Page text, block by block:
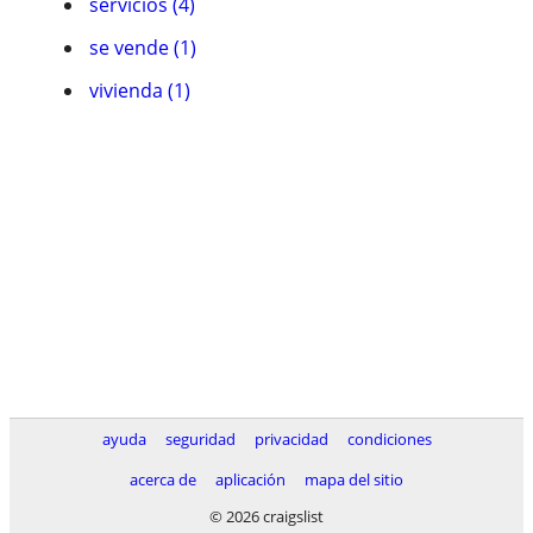
se vende (1)
vivienda (1)
ayuda seguridad privacidad
condiciones
acerca de
aplicación
mapa del sitio
© 2026 craigslist